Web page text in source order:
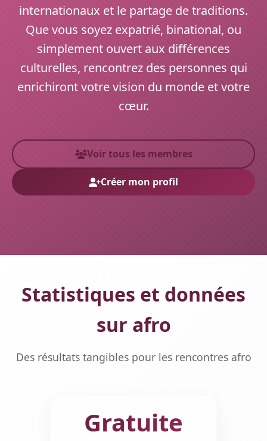
internationaux et le partage de traditions.
Que vous soyez expatrié, binational, ou
simplement ouvert aux différences
culturelles, rencontrez des personnes qui
enrichiront votre vision du monde et votre
cœur.
Voir tous les membres
Créer mon profil
Statistiques et données
sur afro
Des résultats tangibles pour les rencontres afro
Gratuite